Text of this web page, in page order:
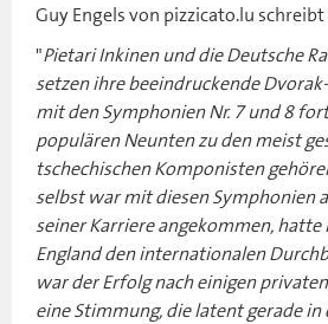
Guy Engels von pizzicato.lu
"Pietari Inkinen und die Deutsche
setzen ihre beeindruckende
mit den Symphonien Nr. 7 und 8
populären Neunten zu den meist
tschechischen Komponisten
selbst war mit diesen Symphonien
seiner Karriere angekommen,
England den internationalen
war der Erfolg nach einigen
eine Stimmung, die latent gerade in